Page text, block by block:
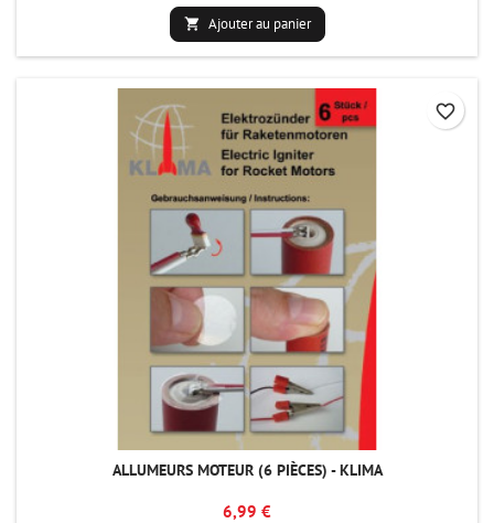
 Ajouter au panier
ALLUMEURS MOTEUR (6 PIÈCES) - KLIMA
6,99 €
favorite_border